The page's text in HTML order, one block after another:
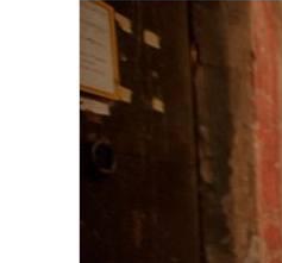
Венгрия
Греция